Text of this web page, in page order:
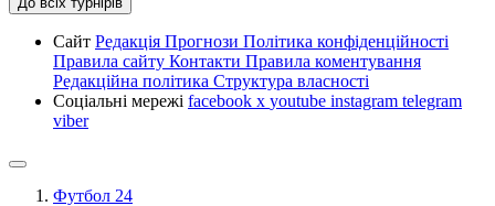
Сайт Редакція Прогнози Політика конфіденційності
Правила сайту Контакти Правила коментування
Редакційна політика Структура власності
Соціальні мережі facebook x youtube instagram telegram
viber
Футбол 24